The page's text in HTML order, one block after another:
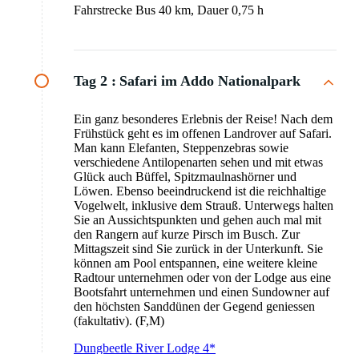
Fahrstrecke Bus 40 km, Dauer 0,75 h
Tag 2 : Safari im Addo Nationalpark
Ein ganz besonderes Erlebnis der Reise! Nach dem
Frühstück geht es im offenen Landrover auf Safari.
Man kann Elefanten, Steppenzebras sowie
verschiedene Antilopenarten sehen und mit etwas
Glück auch Büffel, Spitzmaulnashörner und
Löwen. Ebenso beeindruckend ist die reichhaltige
Vogelwelt, inklusive dem Strauß. Unterwegs halten
Sie an Aussichtspunkten und gehen auch mal mit
den Rangern auf kurze Pirsch im Busch. Zur
Mittagszeit sind Sie zurück in der Unterkunft. Sie
können am Pool entspannen, eine weitere kleine
Radtour unternehmen oder von der Lodge aus eine
Bootsfahrt unternehmen und einen Sundowner auf
den höchsten Sanddünen der Gegend geniessen
(fakultativ). (F,M)
Dungbeetle River Lodge 4*